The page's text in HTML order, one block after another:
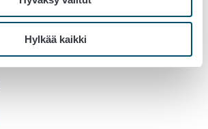
Hylkää kaikki
050 536 3500